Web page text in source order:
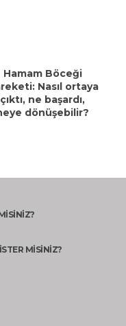
Hamam Böceği
Nasıl ortaya
çıktı, ne başardı,
dönüşebilir?
MİSİNİZ?